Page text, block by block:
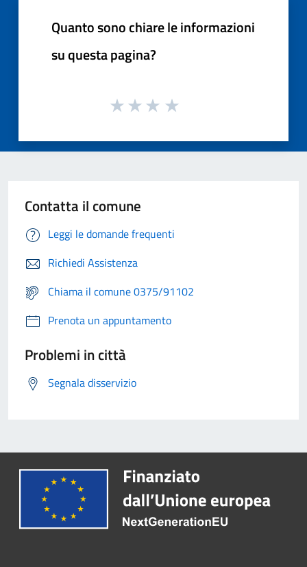
Quanto sono chiare le informazioni
su questa pagina?
Contatta il comune
Leggi le domande frequenti
Richiedi Assistenza
Chiama il comune 0375/91102
Prenota un appuntamento
Problemi in città
Segnala disservizio